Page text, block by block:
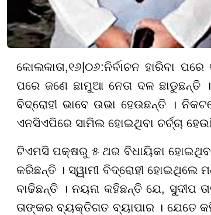
କୋଲକାତା,୧୬ ୦୬:ନିର୍ବାଚନ ହାରିବା
ପରେ ଜଣେ ଛାମୁଆ ନେତା ଦଳ ଛାଡୁଛନ୍ତି ।
ବିଦ୍ରୋହୀ ଭାବେ ଉଭା ହେଉଛନ୍ତି ।
ଏନସିଏପିରେ ସାମିଲ ହୋଇଥିବା ଚର୍ଚ୍ଚା
ଟିଏମସି ପକ୍ଷରୁ ୫ ଥର ବିଧାୟିକା ହୋଇଥିବା
କରିଛନ୍ତି । ସ୍ୱାମୀ ବିଦ୍ରୋହୀ
ବାଢିଛନ୍ତି । ନୟନା କହିଛନ୍ତି ଯେ, ସୁଦୀପ
ତାଙ୍କର ବ୍ୟକ୍ତିଗତ ବ୍ୟାପାର । ଯେତେ